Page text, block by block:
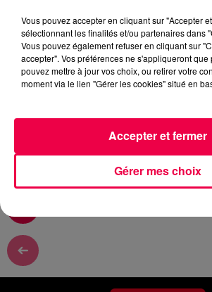
17 décembre 2025 - 2 min 56 sec
QUIZZ TONIC avec Audrey de
Vous pouvez accepter en cliquant sur "Accepter
sélectionnant les finalités et/ou partenaires dans
Vous pouvez également refuser en cliquant sur
accepter". Vos préférences ne s'appliqueront que
pouvez mettre à jour vos choix, ou retirer votre
moment via le lien "Gérer les cookies" situé en
Gérer mes choix
Accepter et fermer